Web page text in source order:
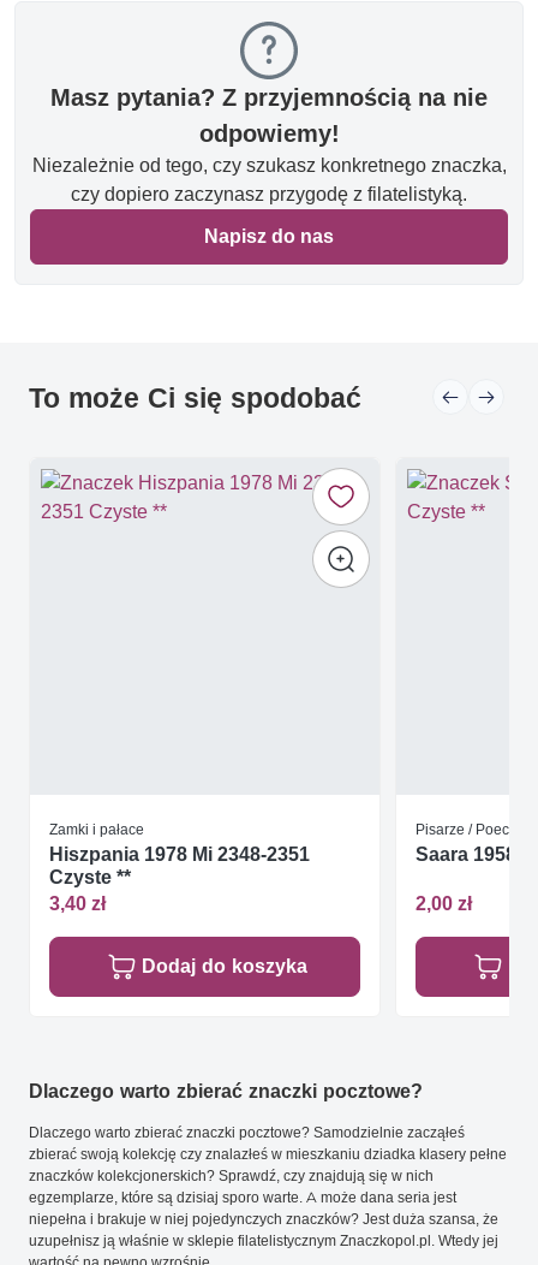
Masz pytania? Z przyjemnością na nie
odpowiemy!
Niezależnie od tego, czy szukasz konkretnego znaczka,
czy dopiero zaczynasz przygodę z filatelistyką.
Napisz do nas
To może Ci się spodobać
Zamki i pałace
Hiszpania 1978 Mi 2348-2351
Czyste **
3,40 zł
Dodaj do koszyka
Pisarze / Poeci
Saara 1958
2,00 zł
Dlaczego warto zbierać znaczki pocztowe?
Dlaczego warto zbierać znaczki pocztowe? Samodzielnie zacząłeś
zbierać swoją kolekcję czy znalazłeś w mieszkaniu dziadka klasery pełne
znaczków kolekcjonerskich? Sprawdź, czy znajdują się w nich
egzemplarze, które są dzisiaj sporo warte. A może dana seria jest
niepełna i brakuje w niej pojedynczych znaczków? Jest duża szansa, że
uzupełnisz ją właśnie w sklepie filatelistycznym Znaczkopol.pl. Wtedy jej